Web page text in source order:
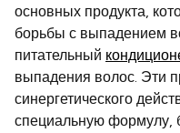
основных продукта,
борьбы с выпадением
питательный
выпадения волос. Эти
синергетического
специальную формулу,